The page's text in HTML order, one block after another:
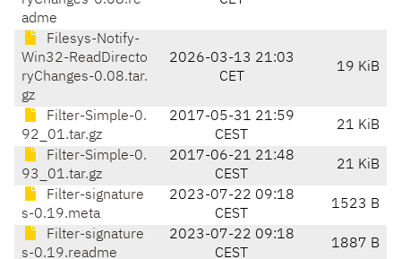
adme
Filesys-Notify-
Win32-ReadDirecto
ryChanges-0.08.tar.
gz
2026-03-13 21:03
CET
19 KiB
Filter-Simple-0.
92_01.tar.gz
2017-05-31 21:59
CEST
21 KiB
Filter-Simple-0.
93_01.tar.gz
2017-06-21 21:48
CEST
21 KiB
Filter-signature
s-0.19.meta
2023-07-22 09:18
CEST
1523 B
Filter-signature
s-0.19.readme
2023-07-22 09:18
CEST
1887 B